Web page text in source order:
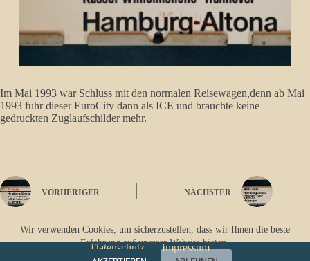
Wir verwenden Cookies, um sicherzustellen, dass wir Ihnen die beste
Erfahrung auf unserer Website bieten.
Im Mai 1993 war Schluss mit den normalen Reisewagen,denn ab Mai
1993 fuhr dieser EuroCity dann als ICE und brauchte keine
gedruckten Zuglaufschilder mehr.
VORHERIGER NÄCHSTER
Datenschutz Impressum